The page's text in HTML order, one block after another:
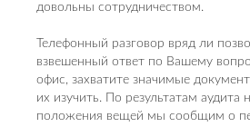
довольны сотрудничеством.
Телефонный разговор вряд ли
взвешенный ответ по Вашему
офис, захватите значимые
их изучить. По результатам аудита
положения вещей мы сообщим о